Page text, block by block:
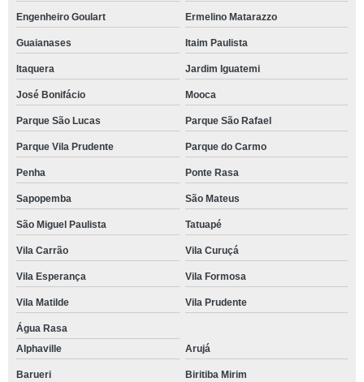
Engenheiro Goulart Ermelino Matarazzo
Guaianases Itaim Paulista
Itaquera Jardim Iguatemi
José Bonifácio Mooca
Parque São Lucas Parque São Rafael
Parque Vila Prudente Parque do Carmo
Penha Ponte Rasa
Sapopemba São Mateus
São Miguel Paulista Tatuapé
Vila Carrão Vila Curuçá
Vila Esperança Vila Formosa
Vila Matilde Vila Prudente
Água Rasa
Alphaville
Arujá
Barueri Biritiba Mirim